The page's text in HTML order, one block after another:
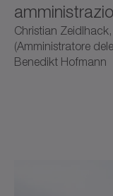
Christian
(Amministratore
Benedikt Hofmann